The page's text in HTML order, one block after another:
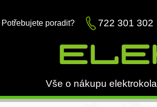
Potřebujete poradit? 722 301 302
Vše o nákupu elektrokola